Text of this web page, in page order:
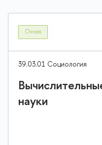
Очная
39.03.01 Социология
науки